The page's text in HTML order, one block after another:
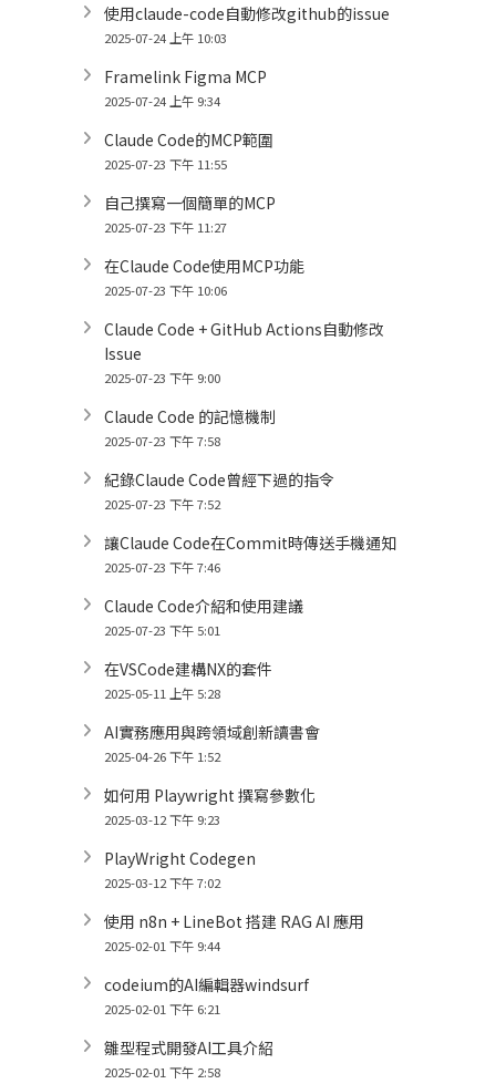
使用claude-code自動修改github的issue
2025-07-24 上午 10:03
Framelink Figma MCP
2025-07-24 上午 9:34
Claude Code的MCP範圍
2025-07-23 下午 11:55
自己撰寫一個簡單的MCP
2025-07-23 下午 11:27
在Claude Code使用MCP功能
2025-07-23 下午 10:06
Claude Code + GitHub Actions自動修改
Issue
2025-07-23 下午 9:00
Claude Code 的記憶機制
2025-07-23 下午 7:58
紀錄Claude Code曾經下過的指令
2025-07-23 下午 7:52
讓Claude Code在Commit時傳送手機通知
2025-07-23 下午 7:46
Claude Code介紹和使用建議
2025-07-23 下午 5:01
在VSCode建構NX的套件
2025-05-11 上午 5:28
AI實務應用與跨領域創新讀書會
2025-04-26 下午 1:52
如何用 Playwright 撰寫參數化
2025-03-12 下午 9:23
PlayWright Codegen
2025-03-12 下午 7:02
使用 n8n + LineBot 搭建 RAG AI 應用
2025-02-01 下午 9:44
codeium的AI編輯器windsurf
2025-02-01 下午 6:21
雛型程式開發AI工具介紹
2025-02-01 下午 2:58